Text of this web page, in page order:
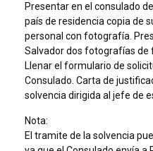
Presentar en el consulado
país de residencia copia de
personal con fotografía.
Salvador dos fotografías de
Llenar el formulario de
Consulado. Carta de
solvencia dirigida al jefe de
Nota:
El tramite de la solvencia